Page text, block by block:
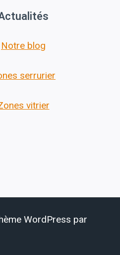
Notre blog
serrurier
vitrier
WordPress par